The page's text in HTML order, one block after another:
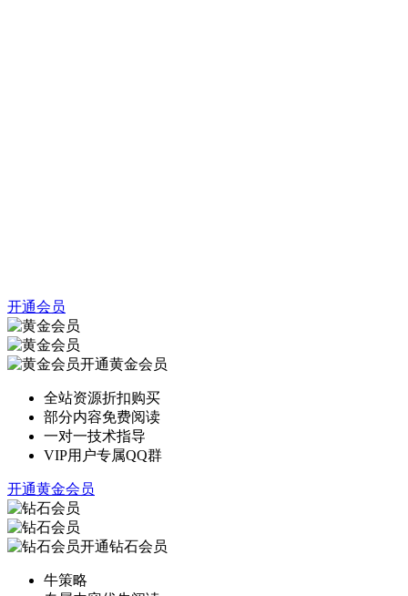
开通会员
开通黄金会员
全站资源折扣购买
部分内容免费阅读
一对一技术指导
VIP用户专属QQ群
开通黄金会员
开通钻石会员
牛策略